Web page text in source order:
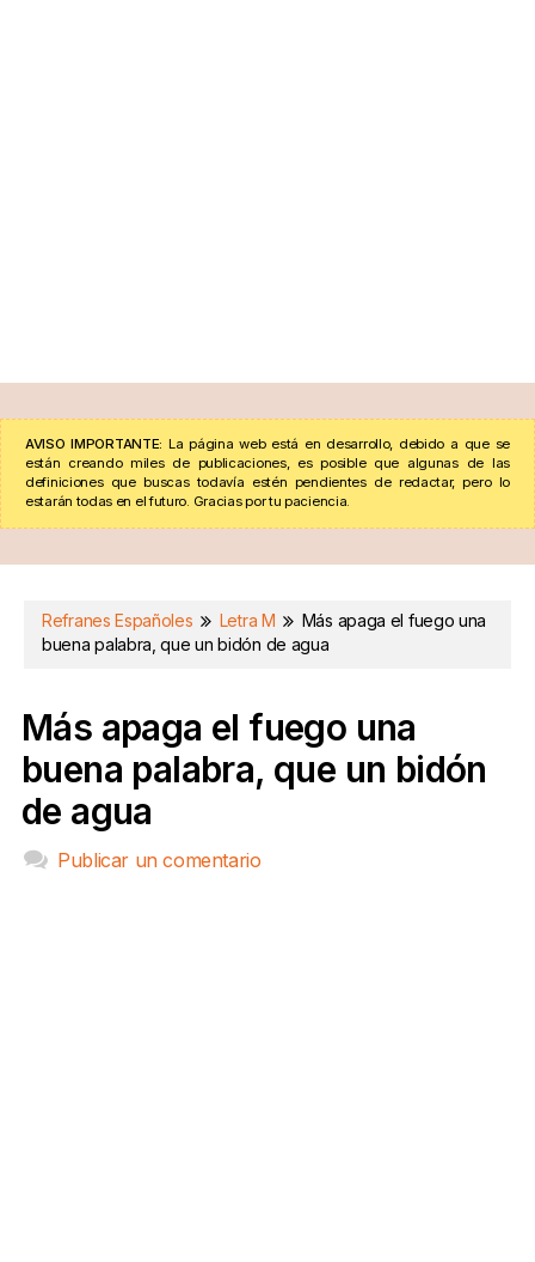
AVISO IMPORTANTE: La página web está en desarrollo, debido a que se
están creando miles de publicaciones, es posible que algunas de las
definiciones que buscas todavía estén pendientes de redactar, pero lo
estarán todas en el futuro. Gracias por tu paciencia.
Refranes Españoles Letra M
Más apaga el fuego una
buena palabra, que un bidón de agua
Más apaga el fuego una
buena palabra, que un bidón
de agua
Publicar un comentario